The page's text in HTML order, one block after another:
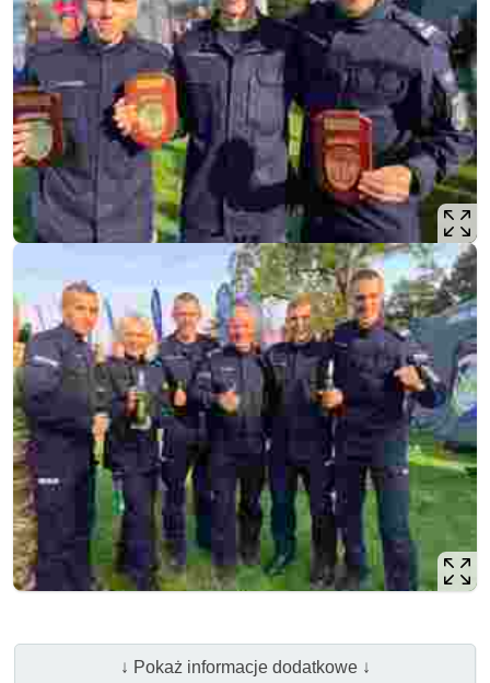
↓ Pokaż informacje dodatkowe ↓